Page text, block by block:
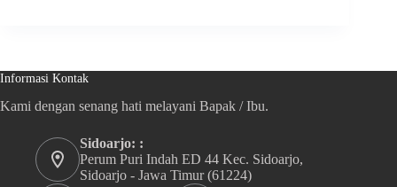
Informasi Kontak
Kami dengan senang hati melayani Bapak / Ibu.
Sidoarjo: :
Perum Puri Indah ED 44 Kec. Sidoarjo,
Sidoarjo - Jawa Timur (61224)